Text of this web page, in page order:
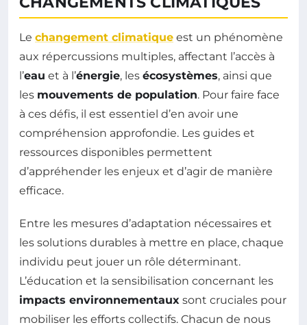
Le changement climatique est un phénomène
aux répercussions multiples, affectant l’accès à
l’eau et à l’énergie, les écosystèmes, ainsi que
les mouvements de population. Pour faire face
à ces défis, il est essentiel d’en avoir une
compréhension approfondie. Les guides et
ressources disponibles permettent
d’appréhender les enjeux et d’agir de manière
efficace.
Entre les mesures d’adaptation nécessaires et
les solutions durables à mettre en place, chaque
individu peut jouer un rôle déterminant.
L’éducation et la sensibilisation concernant les
impacts environnementaux sont cruciales pour
mobiliser les efforts collectifs. Chacun de nous